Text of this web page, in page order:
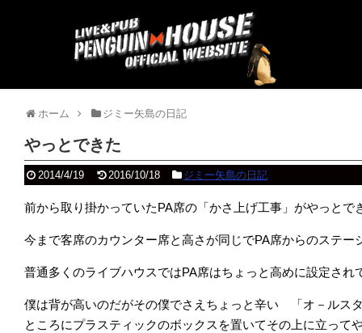
ホーム ジミー矢島の日記
やっとできた
2014/4/19 2016/10/18 ジミー矢島の日記
前から取り掛かっていたPA席の「かさ上げ工事」がやっとで
今まで客席のカウンター席と高さが同じでPA席からのステー
普通多くのライブハウスではPA席はちょっと高めに設定され
僕は背が高いのだがその僕でさえちょっと辛い 「オ－ルス
ところにプラスティックのボックスを置いてその上に立って